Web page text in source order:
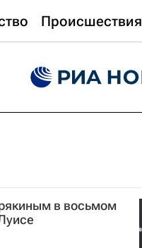
Происшествия
в восьмом